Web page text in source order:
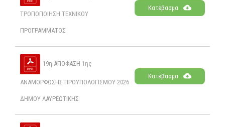
ΤΡΟΠΟΠΟΙΗΣΗ ΤΕΧΝΙΚΟΥ
ΠΡΟΓΡΑΜΜΑΤΟΣ
Κατέβασμα
19η ΑΠΟΦΑΣΗ 1ης
ΑΝΑΜΟΡΦΩΣΗΣ ΠΡΟΫΠΟΛΟΓΙΣΜΟΥ 2026
ΔΗΜΟΥ ΛΑΥΡΕΩΤΙΚΗΣ
Κατέβασμα